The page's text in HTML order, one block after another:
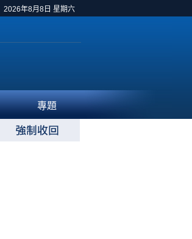
2026年8月8日 星期六
專題